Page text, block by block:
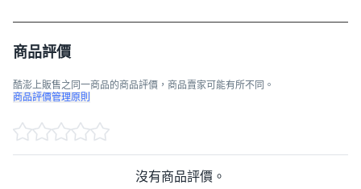
商品評價
酷澎上販售之同一商品的商品評價，商品賣家可能有所不同。
商品評價管理原則
沒有商品評價。